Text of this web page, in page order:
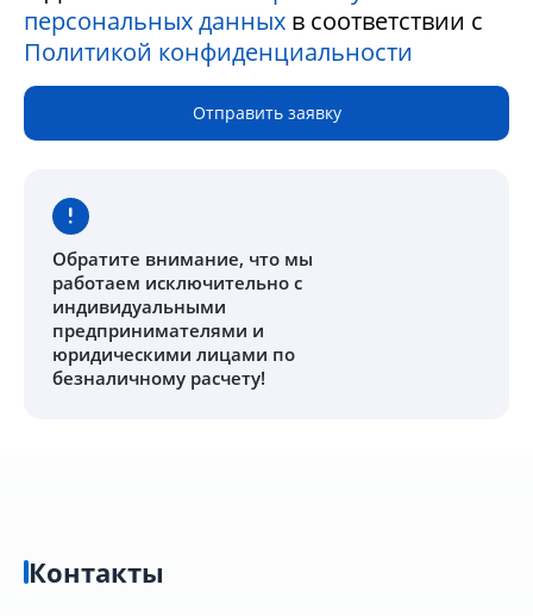
персональных данных в соответствии с
Политикой конфиденциальности
Отправить заявку
Обратите внимание, что мы
работаем исключительно с
индивидуальными
предпринимателями и
юридическими лицами по
безналичному расчету!
Контакты